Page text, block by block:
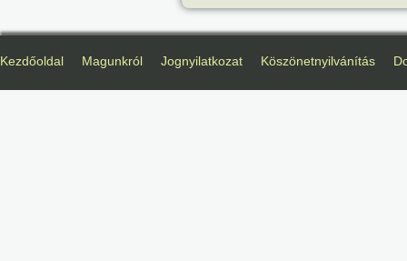
Kezdőoldal Magunkról Jognyilatkozat Köszönetnyilvánítás